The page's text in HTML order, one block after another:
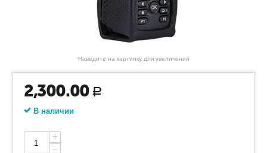
Наведите на картинку для увеличения
2,300.00 Р
В наличии
+
−